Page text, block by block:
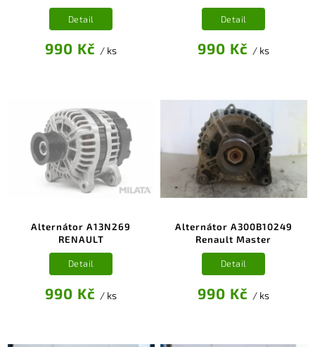
990 Kč / ks
Detail
990 Kč / ks
Detail
Alternátor A13N269
RENAULT
990 Kč / ks
Detail
Alternátor A300B10249
Renault Master
990 Kč / ks
Detail